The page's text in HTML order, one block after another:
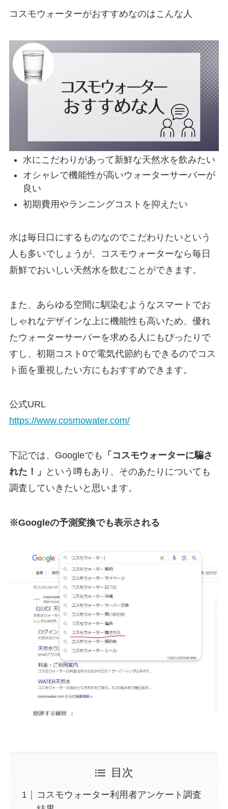
コスモウォーターがおすすめなのはこんな人
水にこだわりがあって新鮮な天然水を飲みたい
オシャレで機能性が高いウォーターサーバーが
良い
初期費用やランニングコストを抑えたい
水は毎日口にするものなのでこだわりたいという
人も多いでしょうが、コスモウォーターなら毎日
新鮮でおいしい天然水を飲むことができます。
また、あらゆる空間に馴染むようなスマートでお
しゃれなデザインな上に機能性も高いため、優れ
たウォーターサーバーを求める人にもぴったりで
すし、 初期コスト0で電気代節約もできるのでコス
ト面を重視したい方にもおすすめできます。
公式URL
https://www.cosmowater.com/
下記では、Googleでも
「コスモウォーターに騙さ
れた！」
という噂もあり、そのあたりについても
調査していきたいと思います。
※Googleの予測変換でも表示される
目次
コスモウォーター利用者アンケート調査